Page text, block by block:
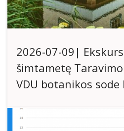
2026-07-09|
šimtametę
VDU botanikos sode